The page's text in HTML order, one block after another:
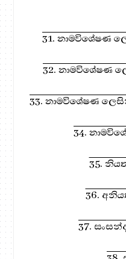
31. නාමවිශේෂණ
32. නාමවිශේෂණ
33. නාමවිශේෂණ
34.
35.
36.
37.